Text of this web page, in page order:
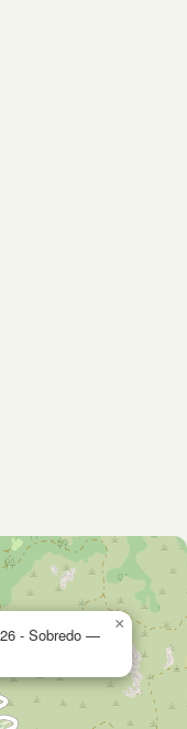
- Sobredo —
×